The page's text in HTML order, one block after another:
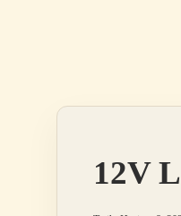
12V